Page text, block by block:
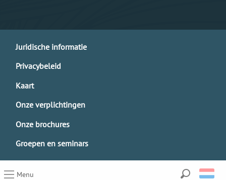
Menu
Juridische informatie
Privacybeleid
Kaart
Onze verplichtingen
Onze brochures
Groepen en seminars